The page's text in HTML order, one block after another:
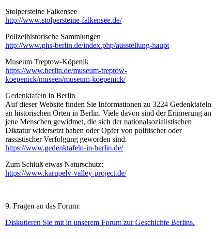
Stolpersteine Falkensee
http://www.stolpersteine-falkensee.de/
Polizeihistorische Sammlungen
http://www.phs-berlin.de/index.php/ausstellung-haupt
Museum Treptow-Köpenik
https://www.berlin.de/museum-treptow-
koepenick/museen/museum-koepenick/
Gedenktafeln in Berlin
Auf dieser Website finden Sie Informationen zu 3224 Gedenktafeln
an historischen Orten in Berlin. Viele davon sind der Erinnerung an
jene Menschen gewidmet, die sich der nationalsozialistischen
Diktatur widersetzt haben oder Opfer von politischer oder
rassistischer Verfolgung geworden sind.
https://www.gedenktafeln-in-berlin.de/
Zum Schluß etwas Naturschutz:
https://www.karupelv-valley-project.de/
9. Fragen an das Forum:
Diskutieren Sie mit in unserem Forum zur Geschichte Berlins.